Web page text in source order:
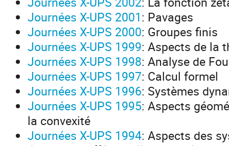
Journées X-UPS 2001: Pavages
Journées X-UPS 2000: Groupes finis
Journées X-UPS 1999: Aspects de la
Journées X-UPS 1998: Analyse de
Journées X-UPS 1997: Calcul formel
Journées X-UPS 1996: Systèmes
Journées X-UPS 1995: Aspects
la convexité
Journées X-UPS 1994: Aspects des